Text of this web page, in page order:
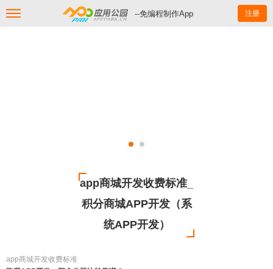
--免编程制作App 注册
app商城开发收费标准_
积分商城APP开发（系
统APP开发）
app商城开发收费标准